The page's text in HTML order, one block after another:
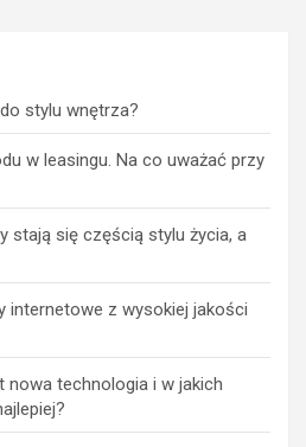
stylu wnętrza?
w leasingu. Na co uważać przy
stają się częścią stylu życia, a
internetowe z wysokiej jakości
nowa technologia i w jakich